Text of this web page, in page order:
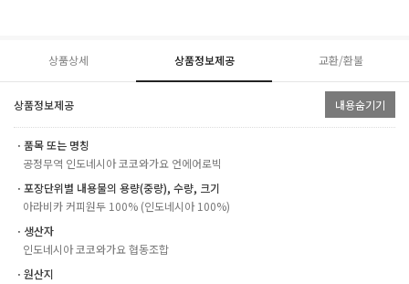
상품상세 상품정보제공 교환/환불
상품정보제공 내용숨기기
ㆍ품목 또는 명칭
공정무역 인도네시아 코코와가요 언에어로빅
ㆍ포장단위별 내용물의 용량(중량), 수량, 크기
아라비카 커피원두 100% (인도네시아 100%)
ㆍ생산자
인도네시아 코코와가요 협동조합
ㆍ원산지